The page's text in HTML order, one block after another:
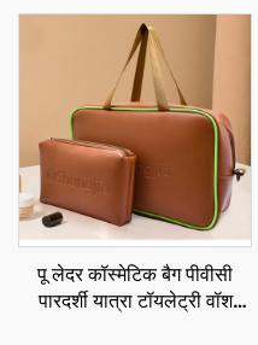
पू लेदर कॉस्मेटिक बैग पीवीसी
पारदर्शी यात्रा टॉयलेट्री वॉश